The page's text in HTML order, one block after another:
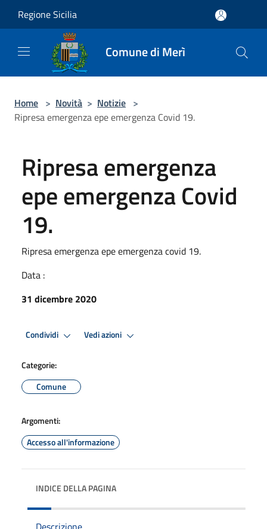
Regione Sicilia
Comune di Merì
Home > Novità > Notizie >
Ripresa emergenza epe emergenza Covid 19.
Ripresa emergenza
epe emergenza Covid
19.
Ripresa emergenza epe emergenza covid 19.
Data :
31 dicembre 2020
Condividi Vedi azioni
Categorie:
Comune
Argomenti:
Accesso all'informazione
INDICE DELLA PAGINA